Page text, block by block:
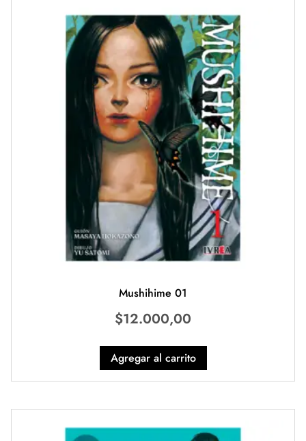
Mushihime 01
$12.000,00
Agregar al carrito